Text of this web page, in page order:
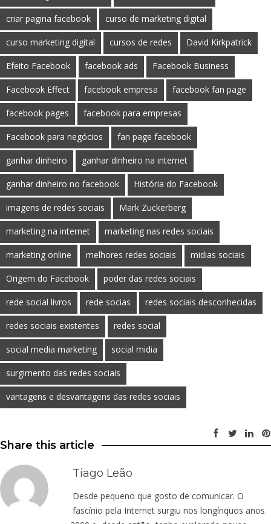
criar pagina facebook curso de marketing digital
curso marketing digital cursos de redes David Kirkpatrick
Efeito Facebook facebook ads Facebook Business
Facebook Effect facebook empresa facebook fan page
facebook pages facebook para empresas
Facebook para negócios fan page facebook
ganhar dinheiro ganhar dinheiro na internet
ganhar dinheiro no facebook História do Facebook
imagens de redes sociais Mark Zuckerberg
marketing na internet marketing nas redes sociais
marketing online melhores redes sociais midias sociais
Origem do Facebook poder das redes sociais
rede social livros rede socias redes sociais desconhecidas
redes sociais existentes redes social
social media marketing social midia
surgimento das redes sociais
vantagens e desvantagens das redes sociais
Share this article
Tiago Leão
Desde pequeno que gosto de comunicar. O
fascínio pela Internet surgiu nos longínquos anos